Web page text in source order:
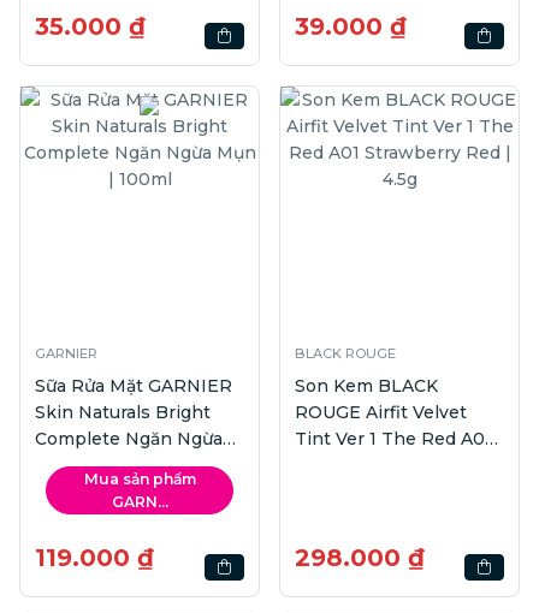
35.000 ₫ 39.000 ₫
GARNIER
Sữa Rửa Mặt GARNIER
Skin Naturals Bright
Complete Ngăn Ngừa
Mụn | 100ml
Mua sản phẩm
GARN...
119.000 ₫
BLACK ROUGE
Son Kem BLACK
ROUGE Airfit Velvet
Tint Ver 1 The Red A01
298.000 ₫